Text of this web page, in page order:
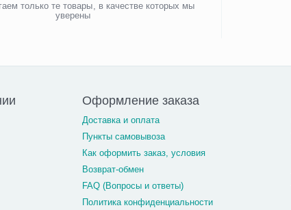
только те товары, в качестве которых мы
уверены
Оформление заказа
Доставка и оплата
Пункты самовывоза
Как оформить заказ, условия
Возврат-обмен
FAQ (Вопросы и ответы)
Политика конфиденциальности